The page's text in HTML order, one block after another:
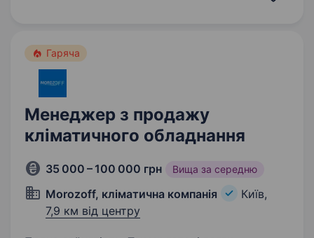
Гаряча
Менеджер з продажу
кліматичного обладнання
35 000 – 100 000 грн Вища за середню
Morozoff, кліматична компанія
Київ,
7,9 км від центру